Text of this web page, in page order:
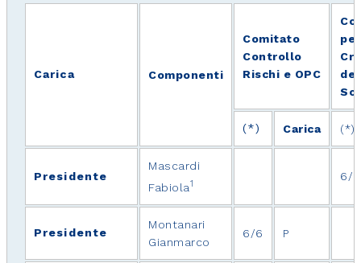
Carica Componenti
Comitato
Controllo
Rischi e OPC
(*) Carica (*)
Presidente
Mascardi
Fabiola1
6/6
Presidente
Montanari
Gianmarco
6/6 P